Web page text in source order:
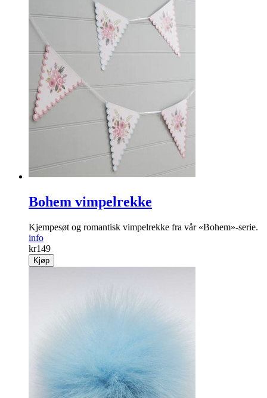
Bohem vimpelrekke
Kjempesøt og romantisk vimpelrekke fra vår «Bohem»-serie.
info
kr149
Kjøp